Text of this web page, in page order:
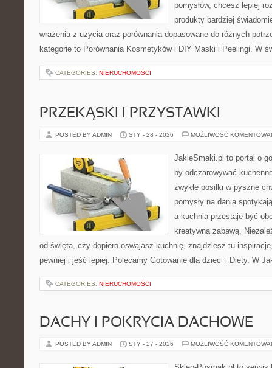
pomysłów, chcesz lepiej
produkty bardziej
wrażenia z użycia oraz porównania dopasowane do różnych
kategorie to Porównania Kosmetyków i DIY Maski i Peelingi. W
CATEGORIES: NIERUCHOMOŚCI
PRZEKĄSKI I PRZYSTAWKI
POSTED BY ADMIN STY - 28 - 2026 MOŻLIWOŚĆ
JakieSmaki.pl to portal o
by odczarowywać
zwykłe posiłki w pyszne
pomysły na dania
a kuchnia przestaje być
kreatywną zabawą.
od święta, czy dopiero oswajasz kuchnię, znajdziesz tu
pewniej i jeść lepiej. Polecamy Gotowanie dla dzieci i Diety. W
CATEGORIES: NIERUCHOMOŚCI
DACHY I POKRYCIA DACHOWE
POSTED BY ADMIN STY - 27 - 2026 MOŻLIWOŚĆ